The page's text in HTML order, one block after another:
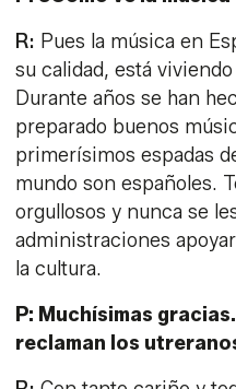
mundo son españoles.
orgullosos y nunca se
administraciones
la cultura.
P: Muchísimas
reclaman los
R:Con tanto cariño y
dicho, me ha dado un
R:La verdad es que no